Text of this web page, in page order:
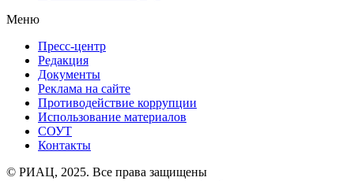
Меню
Пресс-центр
Редакция
Документы
Реклама на сайте
Противодействие коррупции
Использование материалов
СОУТ
Контакты
© РИАЦ, 2025. Все права защищены